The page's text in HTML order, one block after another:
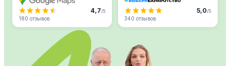
4,7/5
180 отзывов
5,0/5
340 отзывов